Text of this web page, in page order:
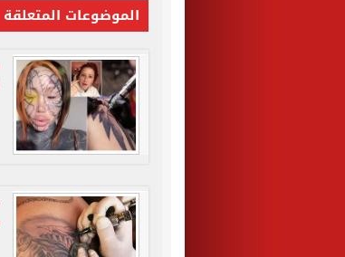
الموضوعات المتعلقة